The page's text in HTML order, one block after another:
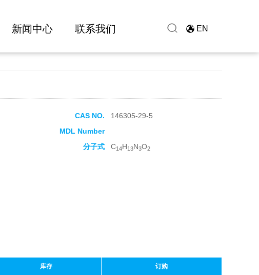
新闻中心 联系我们 EN
CAS NO.
146305-29-5
MDL Number
分子式 C14H13N3O2
库存 订购